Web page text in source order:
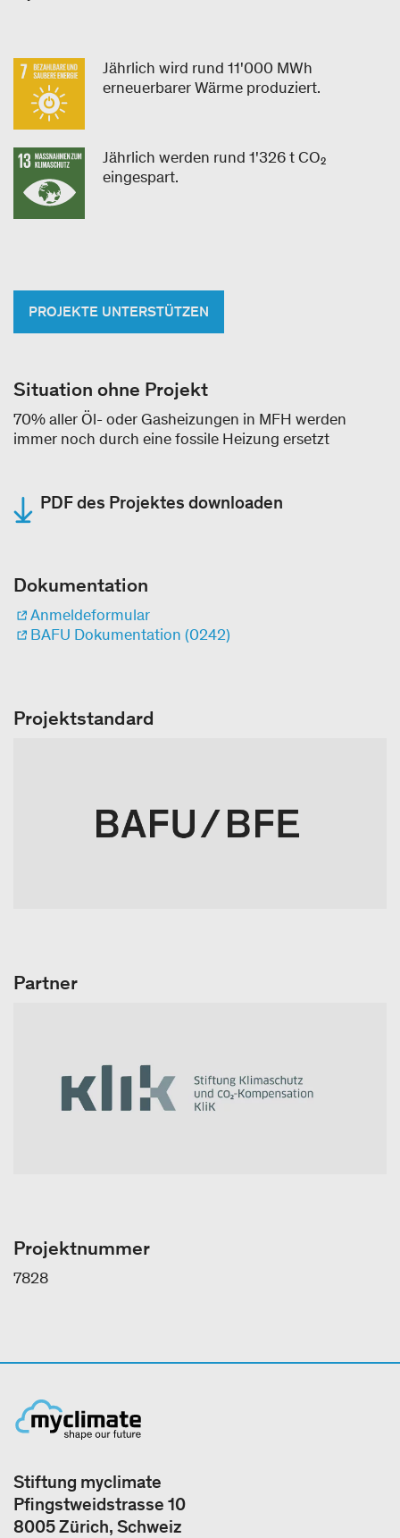
Jährlich wird rund 11'000 MWh
erneuerbarer Wärme produziert.
Jährlich werden rund 1'326 t CO₂
eingespart.
PROJEKTE UNTERSTÜTZEN
Situation ohne Projekt
70% aller Öl- oder Gasheizungen in MFH werden
immer noch durch eine fossile Heizung ersetzt
PDF des Projektes downloaden
Dokumentation
Anmeldeformular
BAFU Dokumentation (0242)
Projektstandard
Partner
Projektnummer
7828
Stiftung myclimate
Pfingstweidstrasse 10
8005 Zürich, Schweiz